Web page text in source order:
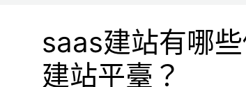
saas建站有哪
建站平臺？